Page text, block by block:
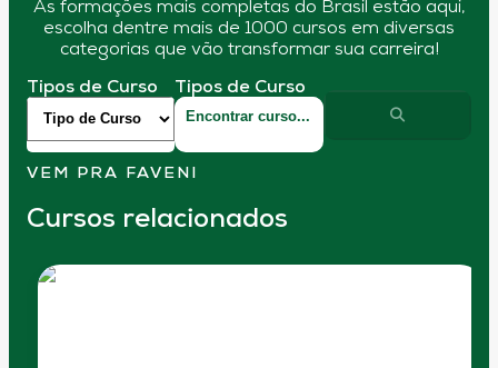
As formações mais completas do Brasil estão aqui,
escolha dentre mais de 1000 cursos em diversas
categorias que vão transformar sua carreira!
Tipos de Curso Tipos de Curso
VEM PRA FAVENI
Cursos relacionados